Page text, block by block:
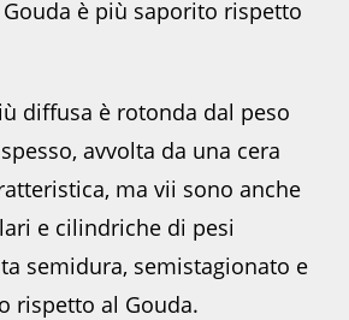
è più saporito rispetto
diffusa è rotonda dal peso
avvolta da una cera
ma vii sono anche
e cilindriche di pesi
semidura, semistagionato e
rispetto al Gouda.